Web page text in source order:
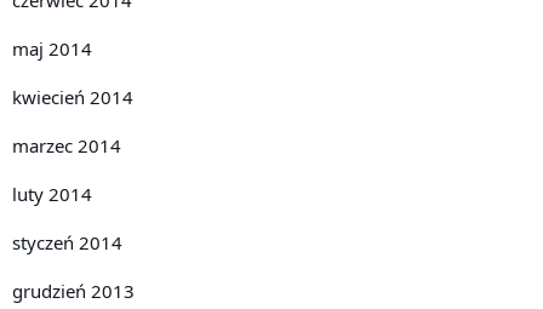
maj 2014
kwiecień 2014
marzec 2014
luty 2014
styczeń 2014
grudzień 2013